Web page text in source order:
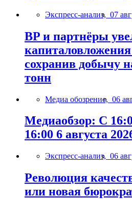
Экспресс-анализ, 07
BP и партнёры
сохранив добычу
тонн
Медиа обозрение, 06
Медиаобзор: С
16:00 6 августа
Экспресс-анализ, 06
Революция
или новая